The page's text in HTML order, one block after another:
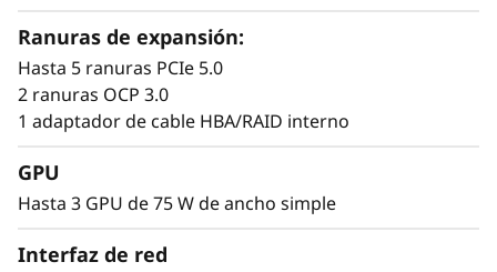
de datos y planificar con facilidad futuras
ampliaciones.
Ranuras de expansión:
Hasta 5 ranuras PCIe 5.0
2 ranuras OCP 3.0
1 adaptador de cable HBA/RAID interno
GPU
Hasta 3 GPU de 75 W de ancho simple
Interfaz de red